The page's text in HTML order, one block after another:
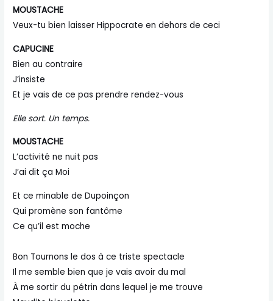
MOUSTACHE
Veux-tu bien laisser Hippocrate en dehors de ceci
CAPUCINE
Bien au contraire
J’insiste
Et je vais de ce pas prendre rendez-vous
Elle sort. Un temps.
MOUSTACHE
L’activité ne nuit pas
J’ai dit ça Moi
Et ce minable de Dupoinçon
Qui promène son fantôme
Ce qu’il est moche
Bon Tournons le dos à ce triste spectacle
Il me semble bien que je vais avoir du mal
À me sortir du pétrin dans lequel je me trouve